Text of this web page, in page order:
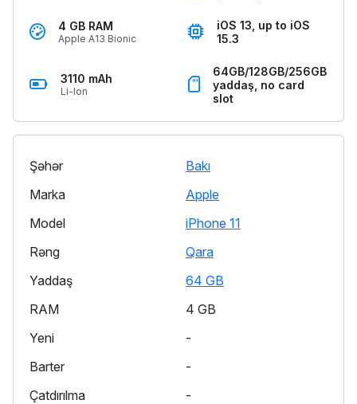
4 GB RAM
Apple A13 Bionic
iOS 13, up to iOS
15.3
3110 mAh
Li-Ion
64GB/128GB/256GB
yaddaş, no card
slot
Şəhər
Bakı
Marka
Apple
Model
iPhone 11
Rəng
Qara
Yaddaş
64 GB
RAM
4 GB
Yeni
-
Barter
-
Çatdırılma
-